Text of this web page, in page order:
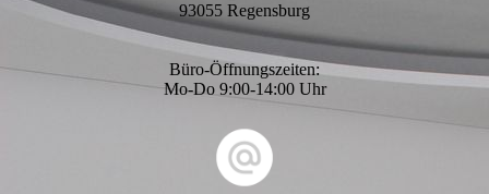
93055 Regensburg
Büro-Öffnungszeiten:
Mo-Do 9:00-14:00 Uhr